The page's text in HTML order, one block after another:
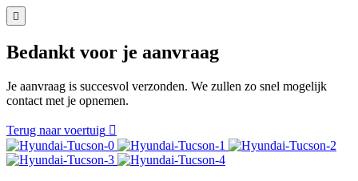
Bedankt voor je aanvraag
Je aanvraag is succesvol verzonden. We zullen zo snel mogelijk
contact met je opnemen.
Terug naar voertuig